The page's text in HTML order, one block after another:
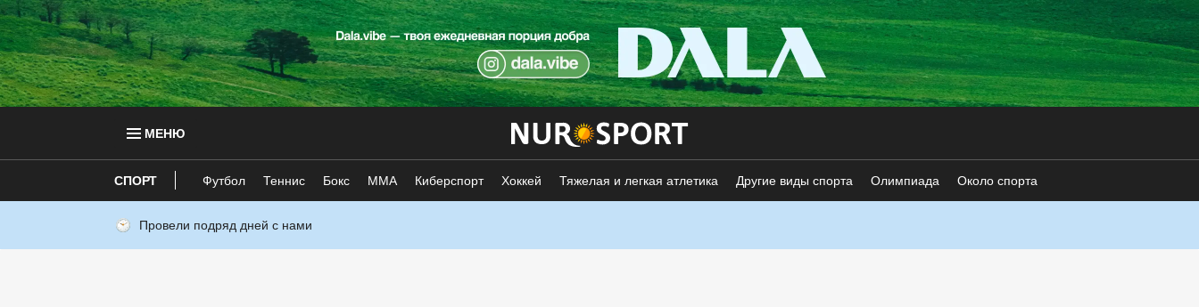
МЕНЮ
СПОРТ Футбол Теннис Бокс ММА Киберспорт Хоккей Тяжелая и легкая атлетика Другие виды спорта Олимпиада Около спорта
Провели подряд дней с нами